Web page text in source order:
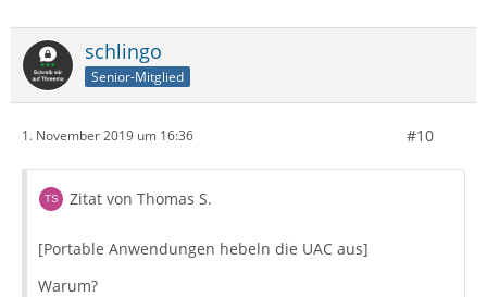
schlingo
Senior-Mitglied
1. November 2019 um 16:36 #10
Zitat von Thomas S.
[Portable Anwendungen hebeln die UAC aus]
Warum?